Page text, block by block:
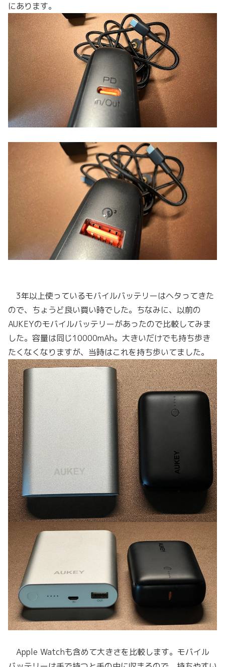
にあります。
3年以上使っているモバイルバッテリーはヘタってきた
ので、ちょうど良い買い時でした。ちなみに、以前の
AUKEYのモバイルバッテリーがあったので比較してみま
した。容量は同じ10000mAh。大きいだけでも持ち歩き
たくなくなりますが、当時はこれを持ち歩いてました。
Apple Watchも含めて大きさを比較します。モバイル